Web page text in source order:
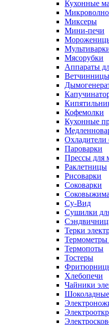
Кухонные
Миксеры
Мини-печи
Мясорубки
Аппараты
Ветчинницы
Кофемолки
Кухонные
Охладители
Пароварки
Прессы для
Раклетницы
Рисоварки
Соковарки
Су-Вид
Сушилки
Терки
Термопоты
Тостеры
Хлебопечи
Чайники